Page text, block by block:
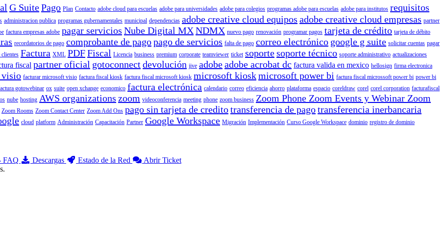
G SuitePago Plan Contacto adobe cloud para escuelas adobe para universidades adobe para colegios programas adobe para escuelas adobe para institutos requisitos
administracion publica programas gubernamentales municipal dependencias adobe creative cloud equipos adobe creative cloud empresas partner
factura empresas adobe pagar servicios Nube Digital MXNDMX nuevo pago renovación programar pagos tarjeta de crédito tarjeta de débito
recordatorios de pago comprobante de pagopago de servicios falta de pago correo electrónico google g suite solicitar cuentas pagar
clientes Factura XML PDFFiscal Licencia business premium corporate teamviewer ticket soportesoporte técnico soporte administrativo actualizaciones
fiscal partner oficial gotoconnectdevolución jive adobeadobe acrobat dc factura valida en mexico hellosign firma electronica
facturar microsoft visio factura fiscal kiosk factura fiscal microsoft kiosk microsoft kioskmicrosoft power bi factura fiscal microssoft power bi power bi
gotowebinar ox suite open xchange economico factura electrónica calendario correo eficiencia ahorro plataforma espacio coreldraw corel corel corporation facturafiscal
nube hosting AWS organizations zoom videoconferencia meeting phone zoom business Zoom Phone Zoom Events y Webinar Zoom
Zoom Rooms Zoom Contact Center Zoom Add Ons pago sin tarjeta de creditotransferencia de pagotransferencia inerbancaria
cloud platform Administración Capacitación Partner Google Workspace Migración Implementación Curso Google Workspace dominio registro de dominio
FAQ Descargas Estado de la Red
Abrir Ticket